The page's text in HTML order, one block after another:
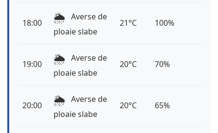
18:00 🌦️ Averse de
ploaie slabe
21°C 100%
19:00 🌦️ Averse de
ploaie slabe
20°C 70%
20:00 🌦️ Averse de
ploaie slabe
20°C 65%